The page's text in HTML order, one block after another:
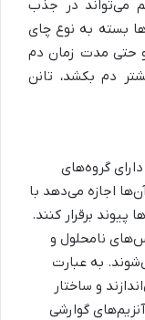
می‌تواند در جذب
بسته به نوع چای
و حتی مدت زمان دم
دم بکشد، تانن
گروه‌های
اجازه می‌دهد با
پیوند برقرار کنند.
نامحلول و
به عبارت
و ساختار
گوارشی